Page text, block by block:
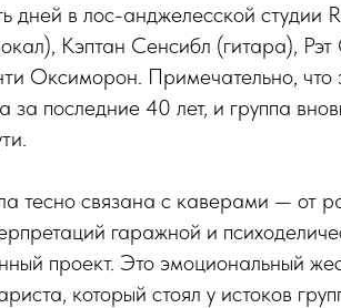
дней в лос-анджелесской студии
Кэптан Сенсибл (гитара),
Оксиморон. Примечательно, что
последние 40 лет, и группа
тесно связана с каверами — от
гаражной и
проект. Это эмоциональный
который стоял у истоков